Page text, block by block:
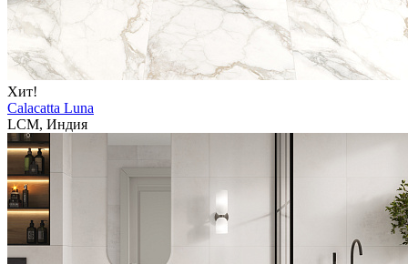
Хит!
Calacatta Luna
LCM, Индия